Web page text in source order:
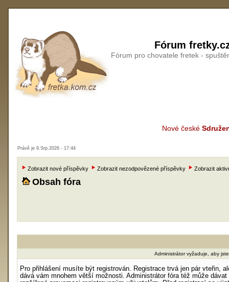
Fórum
Fórum pro chovatele fretek -
Nové české
Právě je 9.Srp.2026 - 17:44
Zobrazit nové příspěvky Zobrazit nezodpovězené příspěvky Zobrazit
Obsah fóra
Administrátor vyžaduje, aby
Pro přihlášení musíte být registrován. Registrace trvá jen pár vteřin,
dává vám mnohem větší možnosti. Administrátor fóra též může dávat